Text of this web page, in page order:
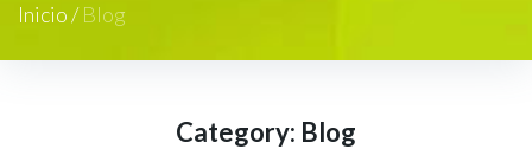
Inicio/ Blog
Category: Blog